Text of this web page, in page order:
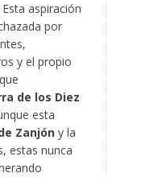
aspiración
por
y el propio
de los Diez
esta
Zanjón y la
estas nunca